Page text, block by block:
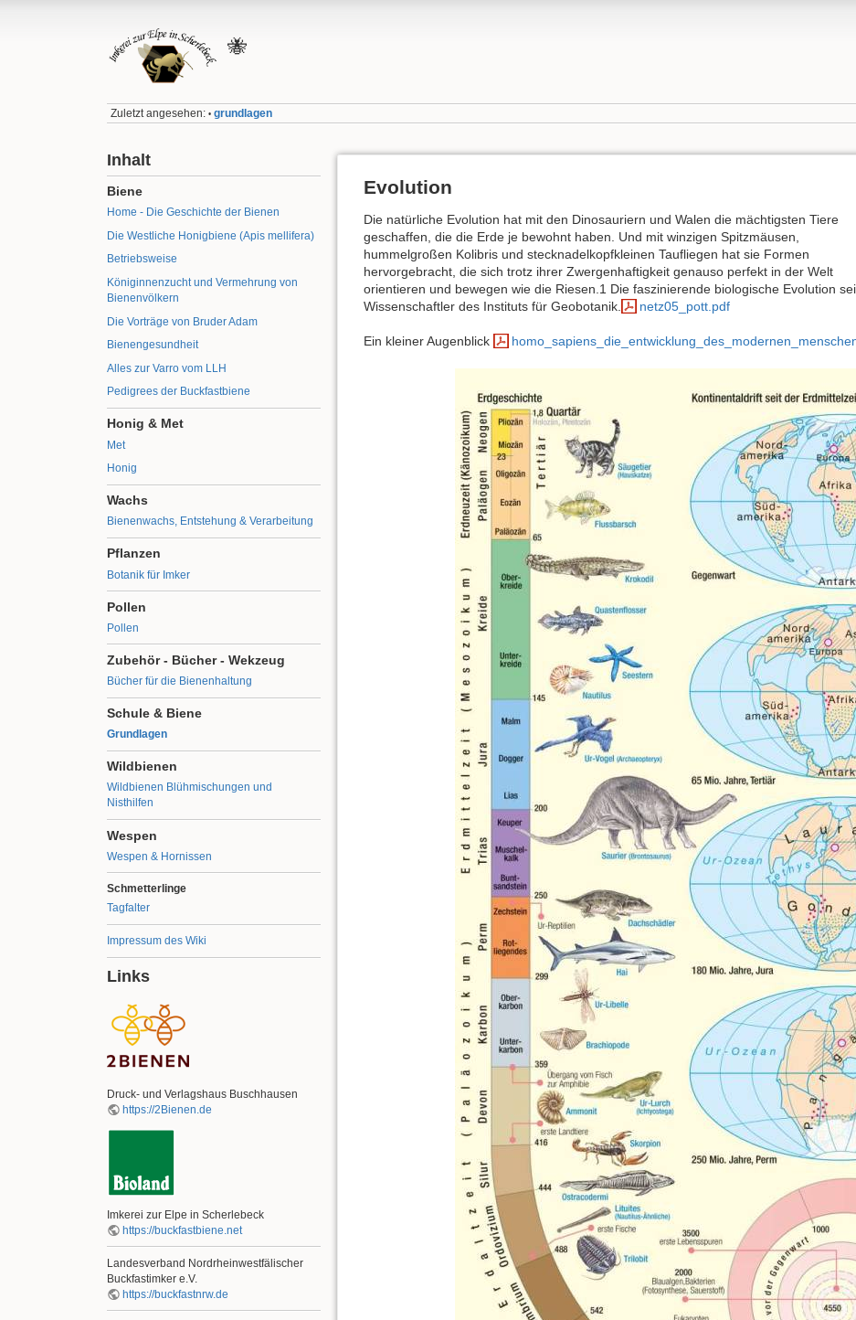
🐝
Zuletzt angesehen: • grundlagen
Inhalt
Biene
Home - Die Geschichte der Bienen
Die Westliche Honigbiene (Apis mellifera)
Betriebsweise
Königinnenzucht und Vermehrung von
Bienenvölkern
Die Vorträge von Bruder Adam
Bienengesundheit
Alles zur Varro vom LLH
Pedigrees der Buckfastbiene
Honig & Met
Met
Honig
Wachs
Bienenwachs, Entstehung & Verarbeitung
Pflanzen
Botanik für Imker
Pollen
Pollen
Zubehör - Bücher - Wekzeug
Bücher für die Bienenhaltung
Schule & Biene
Grundlagen
Wildbienen
Wildbienen Blühmischungen und
Nisthilfen
Wespen
Wespen & Hornissen
Schmetterlinge
Tagfalter
Impressum des Wiki
Links
Druck- und Verlagshaus Buschhausen
https://2Bienen.de
Imkerei zur Elpe in Scherlebeck
https://buckfastbiene.net
Landesverband Nordrheinwestfälischer
Buckfastimker e.V.
https://buckfastnrw.de
Evolution
Die natürliche Evolution hat mit den Dinosauriern und Walen die mächtigsten Tiere
geschaffen, die die Erde je bewohnt haben. Und mit winzigen Spitzmäusen,
hummelgroßen Kolibris und stecknadelkopfkleinen Taufliegen hat sie Formen
hervorgebracht, die sich trotz ihrer Zwergenhaftigkeit genauso perfekt in der Welt
orientieren und bewegen wie die Riesen.1 Die faszinierende biologische Evolution
Wissenschaftler des Instituts für Geobotanik.
netz05_pott.pdf
Ein kleiner Augenblick